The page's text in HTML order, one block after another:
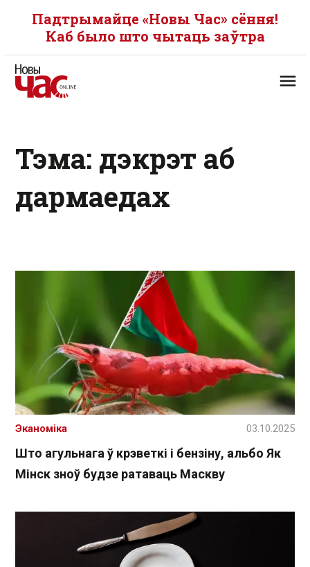
Падтрымайце «Новы Час» сёння!
Каб было што чытаць заўтра
Тэма: дэкрэт аб
дармаедах
Што агульнага ў крэветкі і бензіну, альбо Як
Мінск зноў будзе ратаваць Маскву
Эканоміка 03.10.2025